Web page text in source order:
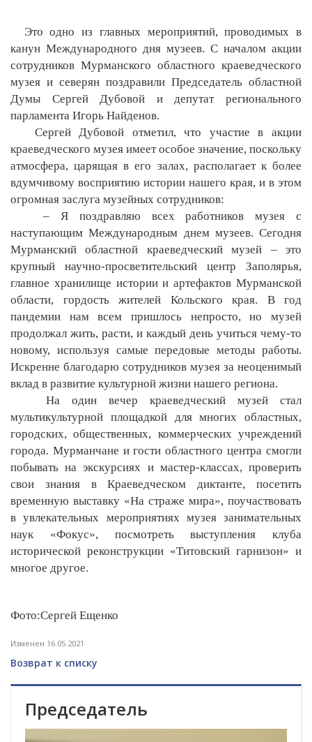
Это одно из главных мероприятий, проводимых в
канун Международного дня музеев. С началом акции
сотрудников Мурманского областного краеведческого
музея и северян поздравили Председатель областной
Думы Сергей Дубовой и депутат регионального
парламента Игорь Найденов.
Сергей Дубовой отметил, что участие в акции
краеведческого музея имеет особое значение, поскольку
атмосфера, царящая в его залах, располагает к более
вдумчивому восприятию истории нашего края, и в этом
огромная заслуга музейных сотрудников:
– Я поздравляю всех работников музея с
наступающим Международным днем музеев. Сегодня
Мурманский областной краеведческий музей – это
крупный научно-просветительский центр Заполярья,
главное хранилище истории и артефактов Мурманской
области, гордость жителей Кольского края. В год
пандемии нам всем пришлось непросто, но музей
продолжал жить, расти, и каждый день учиться чему-то
новому, используя самые передовые методы работы.
Искренне благодарю сотрудников музея за неоценимый
вклад в развитие культурной жизни нашего региона.
На один вечер краеведческий музей стал
мультикультурной площадкой для многих областных,
городских, общественных, коммерческих учреждений
города. Мурманчане и гости областного центра смогли
побывать на экскурсиях и мастер-классах, проверить
свои знания в Краеведческом диктанте, посетить
временную выставку «На страже мира», поучаствовать
в увлекательных мероприятиях музея занимательных
наук «Фокус», посмотреть выступления клуба
исторической реконструкции «Титовский гарнизон» и
многое другое.
Фото:Сергей Ещенко
Изменен 16.05.2021
Возврат к списку
Председатель